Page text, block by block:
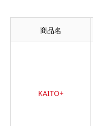
商品名
KAITO+